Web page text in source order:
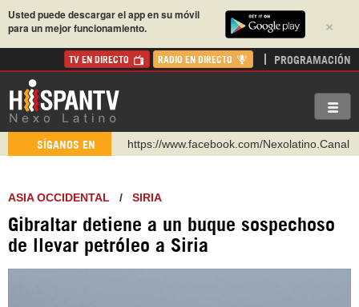
×
Usted puede descargar el app en su móvil
para un mejor funcionamiento.
TV EN DIRECTO RADIO EN DIRECTO PROGRAMACIÓN
SÍGANOS EN
https://www.facebook.com/Nexolatino.Canal
http://twitter.com/nexo_latino
https://t.me/hispantvcanal
https://urmedium.com/c/hispantv
ASIA OCCIDENTAL / SIRIA
Gibraltar detiene a un buque sospechoso
de llevar petróleo a Siria